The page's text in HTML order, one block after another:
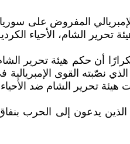
المفروض على سوريا
تحرير الشام، الأحياء
أن حكم هيئة تحرير
الذي نصّبته القوى
هيئة تحرير الشام ضد
يدعون إلى الحرب